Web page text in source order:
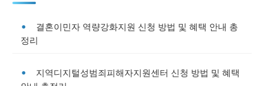
결혼이민자 역량강화지원 신청 방법 및 혜택 안내 총
정리
지역디지털성범죄피해자지원센터 신청 방법 및 혜택